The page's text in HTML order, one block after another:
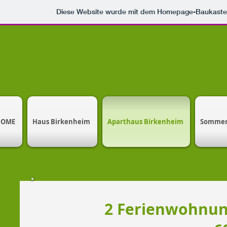
Diese Website wurde mit dem Homepage-
Haus Birkenheim Aparthaus Birkenheim
2